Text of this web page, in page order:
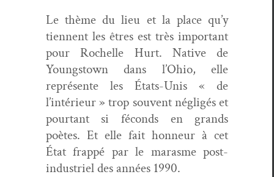
Le thème du lieu et la place qu’y
tien­nent les êtres est très impor­tant
pour Rochelle Hurt. Native de
Youngstown dans l’Ohio, elle
représente les États-Unis « de
l’intérieur » trop sou­vent nég­ligés et
pour­tant si féconds en grands
poètes. Et elle fait hon­neur à cet
État frap­pé par le marasme post-
indus­triel des années 1990.